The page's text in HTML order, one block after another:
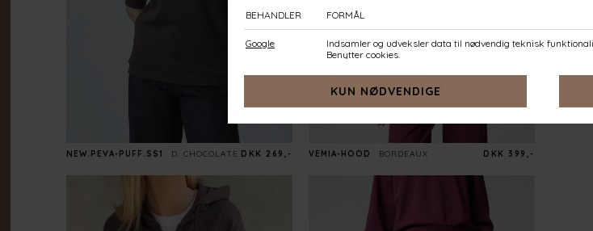
NEW.PEVA-PUFF.SS1 D. CHOCOLATE DKK 269,- VEMIA-HOOD BORDEAUX DKK 399,-